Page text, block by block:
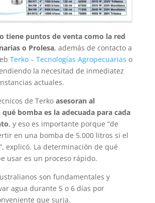
tiene puntos de venta como la red
o Prolesa, además de contacto a
Terko – Tecnologías Agropecuarias o
la necesitad de inmediatez
actuales.
de Terko asesoran al
bomba es la adecuada para cada
, y eso es importante porque “de
en una bomba de 5.000 litros si el
explicó. La determinación de qué
usar es un proceso rápido.
son fundamentales y
agua durante 5 o 6 días por
que surja.